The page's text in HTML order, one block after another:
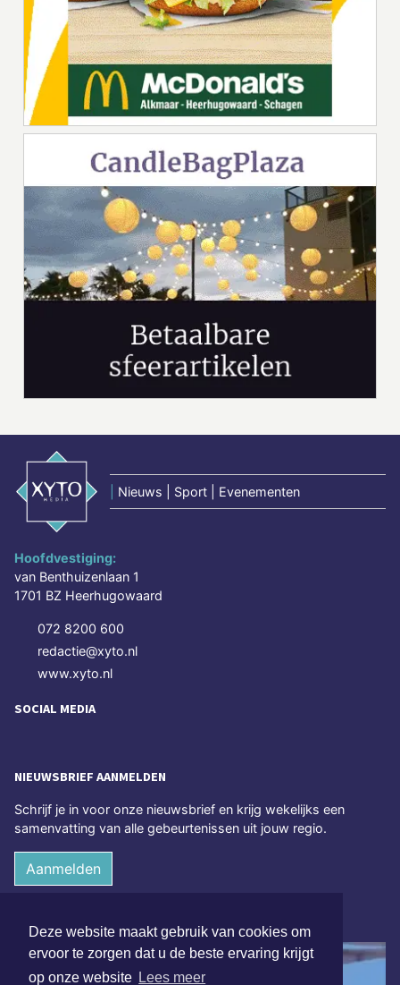
Deze website maakt gebruik van cookies om
ervoor te zorgen dat u de beste ervaring krijgt
op onze website Lees meer
Nieuws | Sport | Evenementen
Hoofdvestiging:
van Benthuizenlaan 1
1701 BZ Heerhugowaard
072 8200 600
redactie@xyto.nl
www.xyto.nl
SOCIAL MEDIA
NIEUWSBRIEF AANMELDEN
Schrijf je in voor onze nieuwsbrief en krijg wekelijks een
samenvatting van alle gebeurtenissen uit jouw regio.
Aanmelden